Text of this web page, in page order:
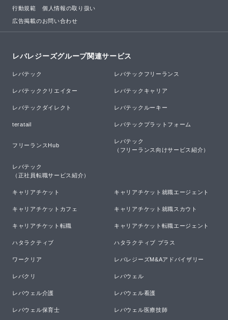
行動規範 個人情報の取り扱い
広告掲載のお問い合わせ
レバレジーズグループ関連サービス
レバテック レバテックフリーランス
レバテッククリエイター レバテックキャリア
レバテックダイレクト レバテックルーキー
teratail レバテックプラットフォーム
フリーランスHub
レバテック
（フリーランス向けサービス紹介）
レバテック
（正社員転職サービス紹介）
キャリアチケット キャリアチケット就職エージェント
キャリアチケットカフェ キャリアチケット就職スカウト
キャリアチケット転職 キャリアチケット転職エージェント
ハタラクティブ ハタラクティブ プラス
ワークリア レバレジーズM&Aアドバイザリー
レバクリ レバウェル
レバウェル介護 レバウェル看護
レバウェル保育士 レバウェル医療技師